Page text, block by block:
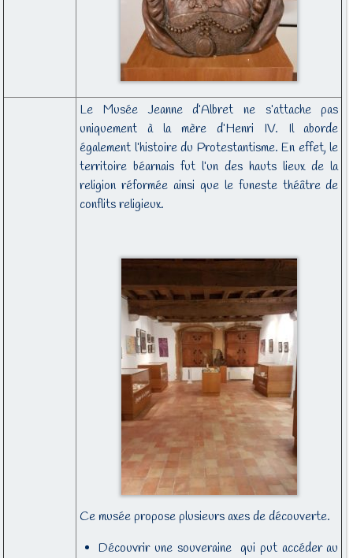
Le Musée Jeanne d’Albret ne s’attache pas
uniquement à la mère d’Henri IV. Il aborde
également l’histoire du Protestantisme. En effet, le
territoire béarnais fut l’un des hauts lieux de la
religion réformée ainsi que le funeste théâtre de
conflits religieux.
Ce musée propose plusieurs axes de découverte.
Découvrir une souveraine qui put accéder au